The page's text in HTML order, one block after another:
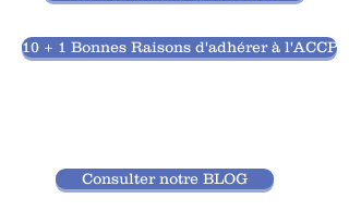
10 + 1 Bonnes Raisons d'adhérer à l'ACCP
Consulter notre BLOG